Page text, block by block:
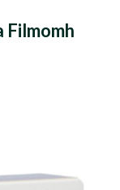
Filmomh